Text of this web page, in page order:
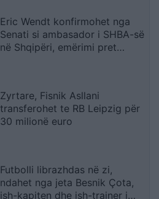
Eric Wendt konfirmohet nga
Senati si ambasador i SHBA-së
në Shqipëri, emërimi pret
Zyrtare, Fisnik Asllani
transferohet te RB Leipzig për
30 milionë euro
Futbolli librazhdas në zi,
ndahet nga jeta Besnik Çota,
ish-kapiten dhe ish-trajner i